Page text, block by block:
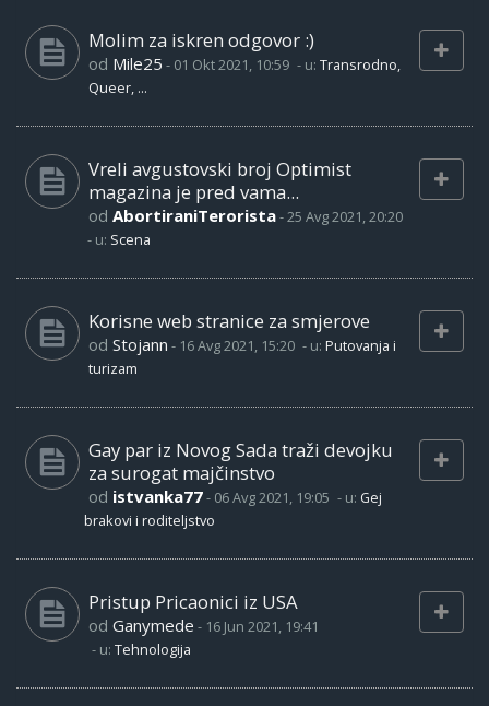
Molim za iskren odgovor :)
od Mile25 - 01 Okt 2021, 10:59 - u: Transrodno,
Queer, ...
Vreli avgustovski broj Optimist
magazina je pred vama...
od AbortiraniTerorista-25 Avg 2021, 20:20
- u: Scena
Korisne web stranice za smjerove
od Stojann - 16 Avg 2021, 15:20 - u: Putovanja i
turizam
Gay par iz Novog Sada traži devojku
za surogat majčinstvo
od istvanka77- 06 Avg 2021, 19:05 - u: Gej
brakovi i roditeljstvo
Pristup Pricaonici iz USA
od Ganymede - 16 Jun 2021, 19:41
- u: Tehnologija